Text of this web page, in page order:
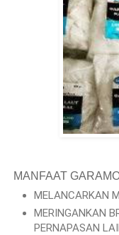
MANFAAT
MELANCARKAN
MERINGANKAN
PERNAPASAN